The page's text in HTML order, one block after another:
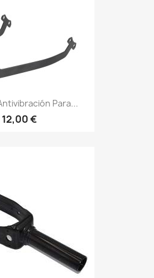
Para...
12,00 €